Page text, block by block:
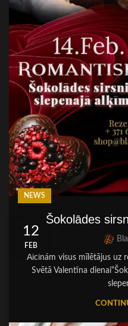
NEWS
Šokolādes
Aicinām visus mīlētājus uz
Svētā Valentīna
12
FEB